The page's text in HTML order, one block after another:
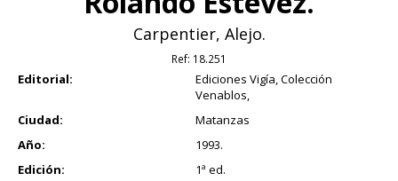
Carpentier, Alejo.
Ref: 18.251
Editorial:
Ediciones Vigía, Colección
Venablos,
Ciudad:
Matanzas
Año:
1993.
Edición:
1ª ed.